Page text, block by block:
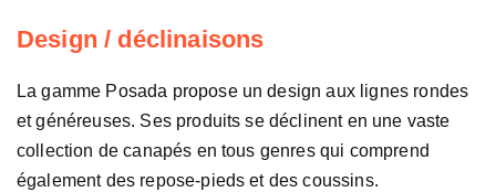
Design / déclinaisons
La gamme Posada propose un design aux lignes rondes
et généreuses. Ses produits se déclinent en une vaste
collection de canapés en tous genres qui comprend
également des repose-pieds et des coussins.